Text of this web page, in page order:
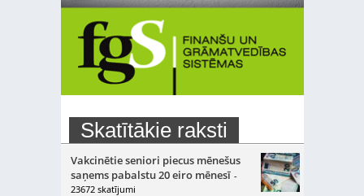
Skatītākie raksti
Vakcinētie seniori piecus mēnešus
saņems pabalstu 20 eiro mēnesī -
23672 skatījumi